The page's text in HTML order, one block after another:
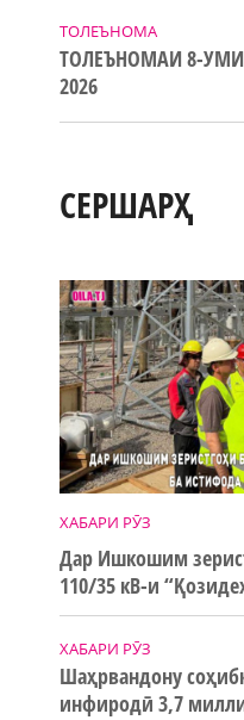
ТОЛЕЪНОМА
ТОЛЕЪНОМАИ 8-
2026
СЕРШАРҲ
ХАБАРИ РӮЗ
Дар Ишкошим
110/35 кВ-и
истифода дода
ХАБАРИ РӮЗ
Шаҳрвандону
инфиродӣ 3,7